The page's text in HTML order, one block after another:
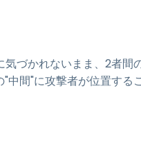
かれないまま、2者間
中間"に攻撃者が位置する